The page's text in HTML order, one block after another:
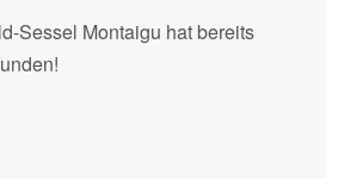
Sessel Montaigu hat bereits